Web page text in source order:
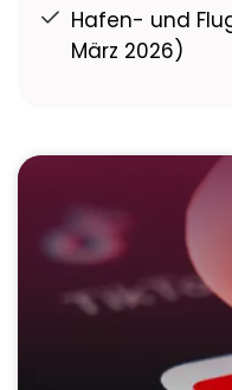
Hafen- und
März 2026)